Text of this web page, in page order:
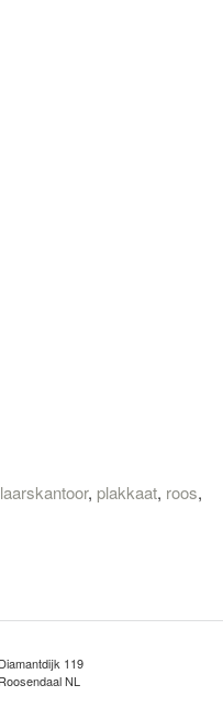
, plakkaat, roos,
Diamantdijk 119
Roosendaal NL